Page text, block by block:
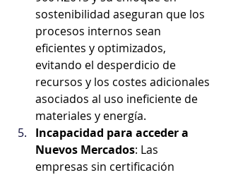
sostenibilidad aseguran que los
procesos internos sean
eficientes y optimizados,
evitando el desperdicio de
recursos y los costes adicionales
asociados al uso ineficiente de
materiales y energía.
Incapacidad para acceder a
Nuevos Mercados: Las
empresas sin certificación